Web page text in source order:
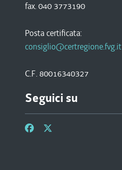
fax. 040 3773190
Posta certificata:
consiglio@certregione.fvg.it
C.F. 80016340327
Seguici su